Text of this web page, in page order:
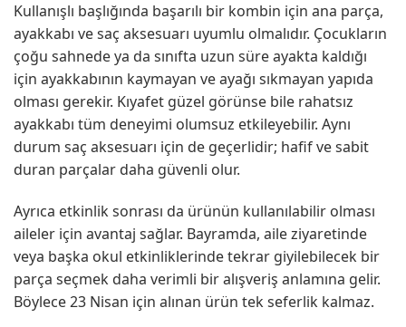
Kullanışlı başlığında başarılı bir kombin için ana parça,
ayakkabı ve saç aksesuarı uyumlu olmalıdır. Çocukların
çoğu sahnede ya da sınıfta uzun süre ayakta kaldığı
için ayakkabının kaymayan ve ayağı sıkmayan yapıda
olması gerekir. Kıyafet güzel görünse bile rahatsız
ayakkabı tüm deneyimi olumsuz etkileyebilir. Aynı
durum saç aksesuarı için de geçerlidir; hafif ve sabit
duran parçalar daha güvenli olur.
Ayrıca etkinlik sonrası da ürünün kullanılabilir olması
aileler için avantaj sağlar. Bayramda, aile ziyaretinde
veya başka okul etkinliklerinde tekrar giyilebilecek bir
parça seçmek daha verimli bir alışveriş anlamına gelir.
Böylece 23 Nisan için alınan ürün tek seferlik kalmaz.